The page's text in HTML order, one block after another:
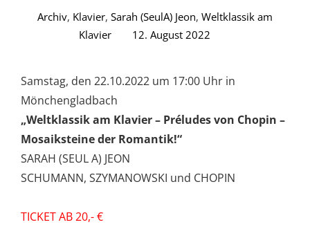
Archiv, Klavier, Sarah (SeulA) Jeon, Weltklassik am
Klavier
12. August 2022
Samstag, den 22.10.2022 um 17:00 Uhr in
Mönchengladbach
„Weltklassik am Klavier – Préludes von Chopin –
Mosaiksteine der Romantik!“
SARAH (SEUL A) JEON
SCHUMANN, SZYMANOWSKI und CHOPIN
TICKET AB 20,- €